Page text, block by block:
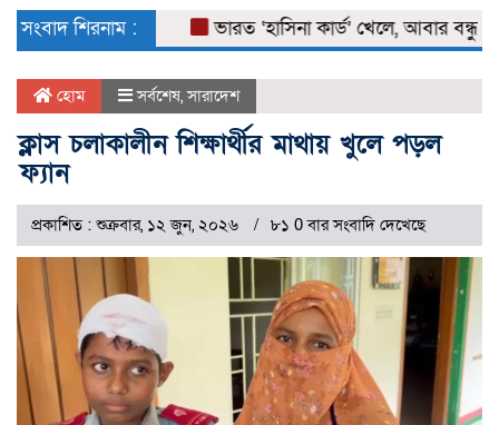
সংবাদ শিরনাম :
ভারত ‘হাসিনা কার্ড’ খেলে, আবার বন্ধুত্বও
হোম সর্বশেষ,সারাদেশ
ক্লাস চলাকালীন শিক্ষার্থীর মাথায় খুলে পড়ল
ফ্যান
প্রকাশিত : শুক্রবার, ১২ জুন, ২০২৬ ৮১ 0 বার সংবাদি দেখেছে